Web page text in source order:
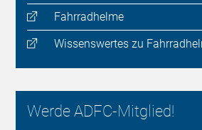
Fahrradhelme
Wissenswertes zu
Werde ADFC-Mitglied!